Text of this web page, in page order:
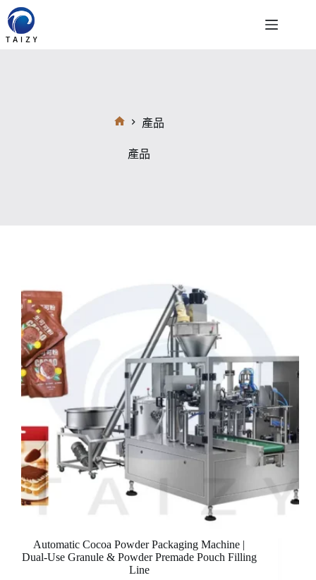
至
主
頁
產品
產品
Automatic Cocoa Powder Packaging Machine |
Dual-Use Granule & Powder Premade Pouch Filling
Line